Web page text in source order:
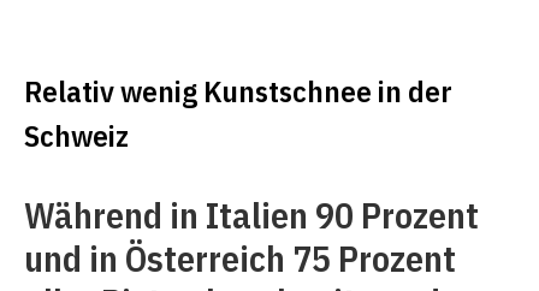
Relativ wenig Kunstschnee in der
Schweiz
Während in Italien 90 Prozent
und in Österreich 75 Prozent